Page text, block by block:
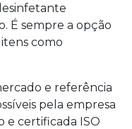
. É sempre a opção
como
e referência
pela empresa
e certificada ISO